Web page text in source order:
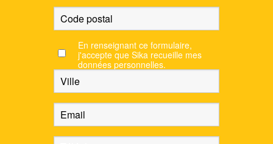
En renseignant ce formulaire,
j'accepte que Sika recueille mes
données personnelles.